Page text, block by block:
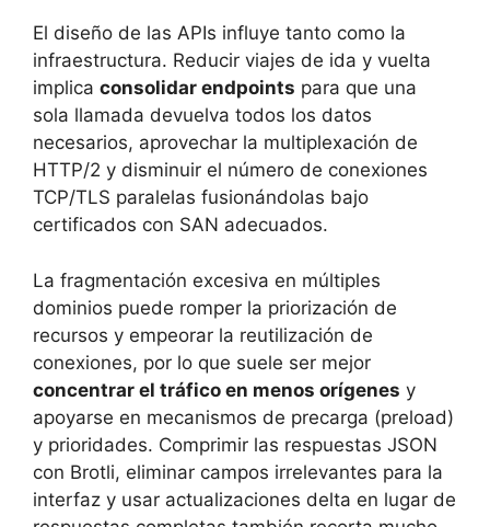
El diseño de las APIs influye tanto como la
infraestructura. Reducir viajes de ida y vuelta
implica consolidar endpoints para que una
sola llamada devuelva todos los datos
necesarios, aprovechar la multiplexación de
HTTP/2 y disminuir el número de conexiones
TCP/TLS paralelas fusionándolas bajo
certificados con SAN adecuados.
La fragmentación excesiva en múltiples
dominios puede romper la priorización de
recursos y empeorar la reutilización de
conexiones, por lo que suele ser mejor
concentrar el tráfico en menos orígenes y
apoyarse en mecanismos de precarga (preload)
y prioridades. Comprimir las respuestas JSON
con Brotli, eliminar campos irrelevantes para la
interfaz y usar actualizaciones delta en lugar de